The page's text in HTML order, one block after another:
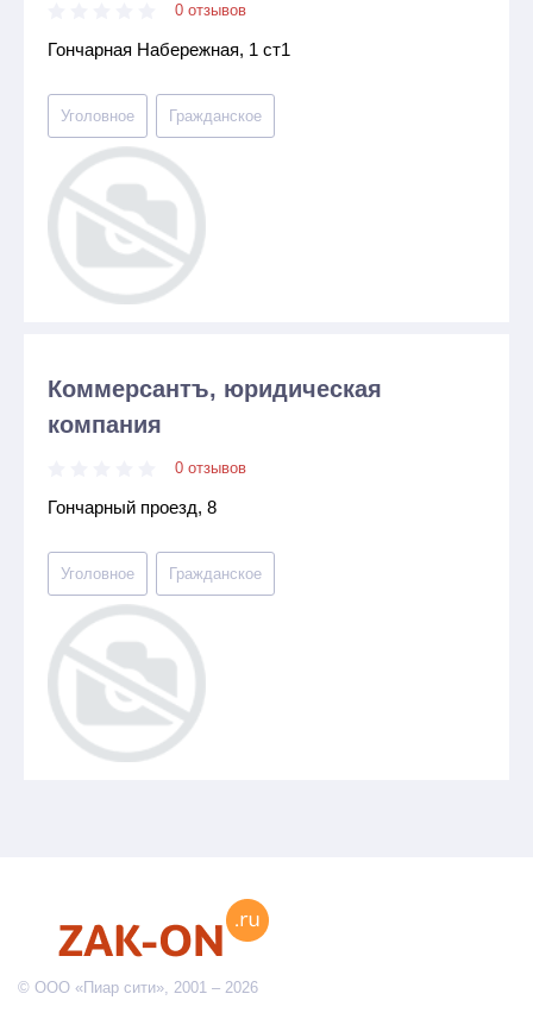
0 отзывов
Гончарная Набережная, 1 ст1
Уголовное Гражданское
Коммерсантъ, юридическая
компания
0 отзывов
Гончарный проезд, 8
Уголовное Гражданское
© ООО «Пиар сити», 2001 – 2026